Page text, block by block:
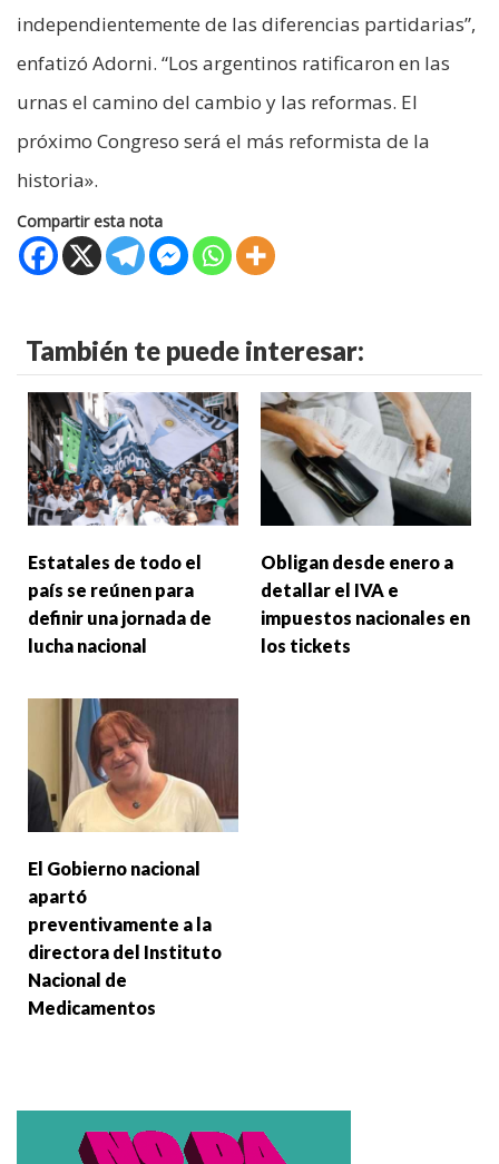
independientemente de las diferencias partidarias”,
enfatizó Adorni. “Los argentinos ratificaron en las
urnas el camino del cambio y las reformas. El
próximo Congreso será el más reformista de la
historia».
Compartir esta nota
También te puede interesar:
Estatales de todo el
país se reúnen para
definir una jornada de
lucha nacional
Obligan desde enero a
detallar el IVA e
impuestos nacionales en
los tickets
El Gobierno nacional
apartó
preventivamente a la
directora del Instituto
Nacional de
Medicamentos